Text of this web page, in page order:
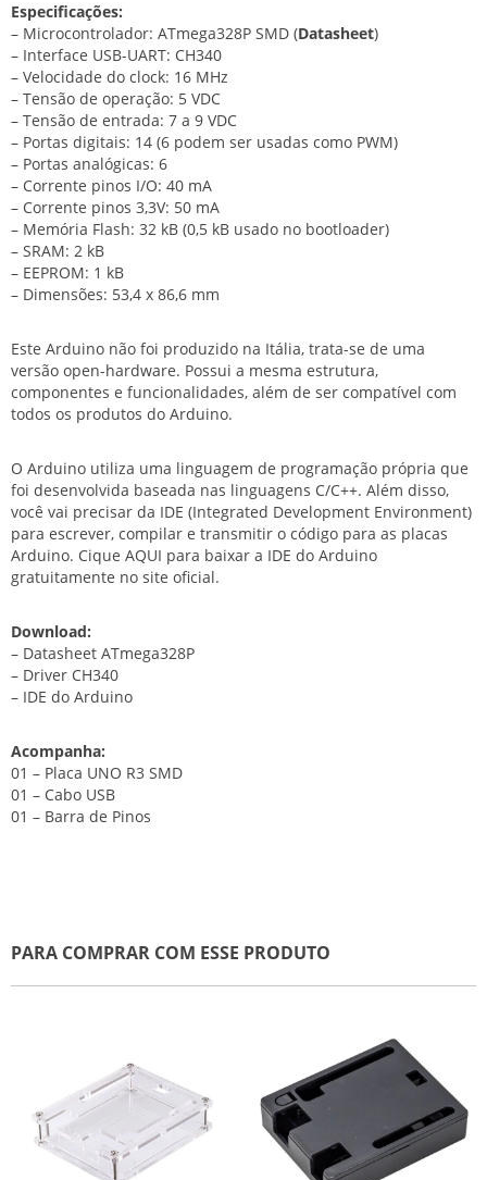
Especificações:
– Microcontrolador: ATmega328P SMD (Datasheet)
– Interface USB-UART: CH340
– Velocidade do clock: 16 MHz
– Tensão de operação: 5 VDC
– Tensão de entrada: 7 a 9 VDC
– Portas digitais: 14 (6 podem ser usadas como PWM)
– Portas analógicas: 6
– Corrente pinos I/O: 40 mA
– Corrente pinos 3,3V: 50 mA
– Memória Flash: 32 kB (0,5 kB usado no bootloader)
– SRAM: 2 kB
– EEPROM: 1 kB
– Dimensões: 53,4 x 86,6 mm
Este Arduino não foi produzido na Itália, trata-se de uma
versão open-hardware. Possui a mesma estrutura,
componentes e funcionalidades, além de ser compatível com
todos os produtos do Arduino.
O Arduino utiliza uma linguagem de programação própria que
foi desenvolvida baseada nas linguagens C/C++. Além disso,
você vai precisar da IDE (Integrated Development Environment)
para escrever, compilar e transmitir o código para as placas
Arduino. Cique AQUI para baixar a IDE do Arduino
gratuitamente no site oficial.
Download:
– Datasheet ATmega328P
– Driver CH340
– IDE do Arduino
Acompanha:
01 – Placa UNO R3 SMD
01 – Cabo USB
01 – Barra de Pinos
PARA COMPRAR COM ESSE PRODUTO